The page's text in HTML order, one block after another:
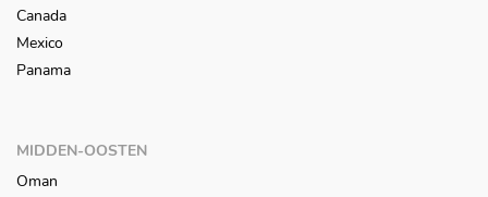
Canada
Mexico
Panama
MIDDEN-OOSTEN
Oman